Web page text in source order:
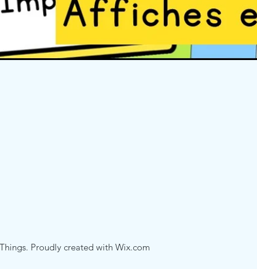
Proudly created with Wix.com